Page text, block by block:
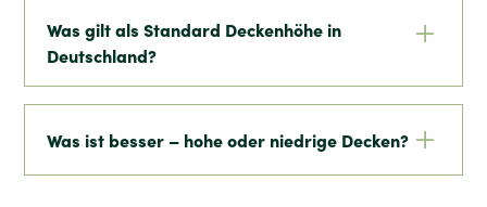
Was gilt als Standard Deckenhöhe in
Deutschland?
Aufenthaltsräumen meist bei mindestens 2,40 m
Was ist besser – hohe oder niedrige Decken?